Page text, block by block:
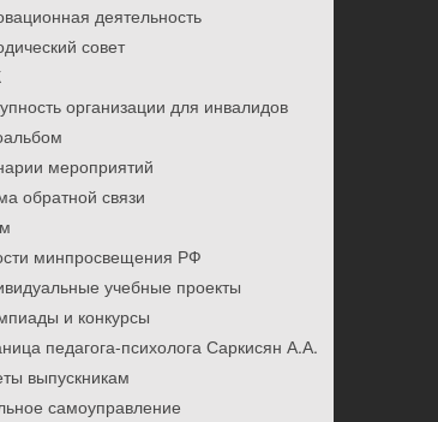
деятельность
совет
организации для инвалидов
мероприятий
обратной связи
минпросвещения РФ
учебные проекты
и конкурсы
педагога-психолога Саркисян А.А.
выпускникам
самоуправление